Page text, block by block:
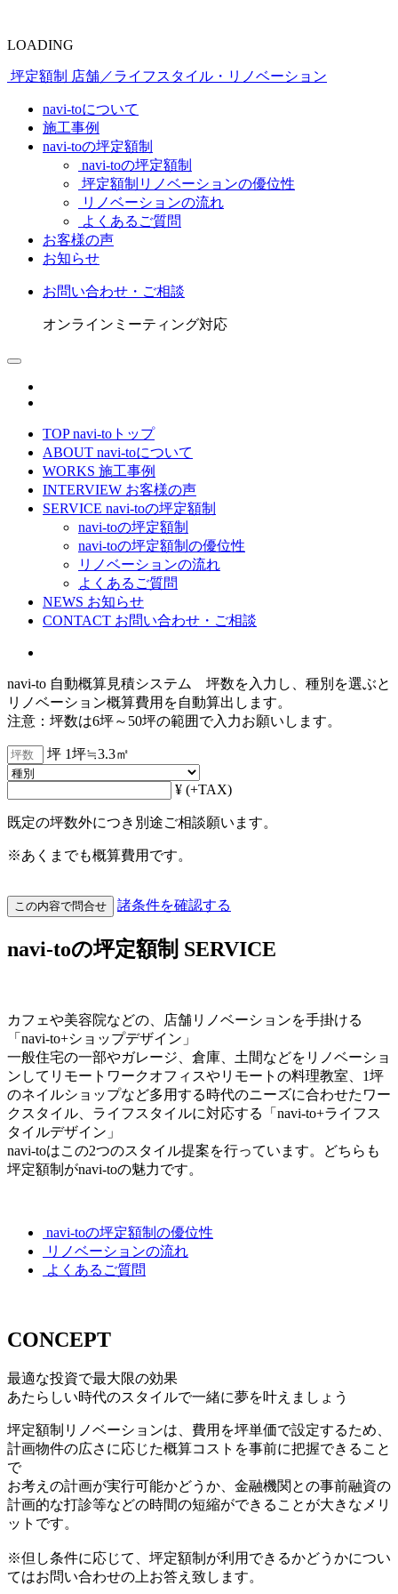
LOADING
坪定額制 店舗／ライフスタイル・リノベーション
navi-toについて
施工事例
navi-toの坪定額制
navi-toの坪定額制
坪定額制リノベーションの優位性
リノベーションの流れ
よくあるご質問
お客様の声
お知らせ
お問い合わせ・ご相談
オンラインミーティング対応
TOP navi-toトップ
ABOUT navi-toについて
WORKS 施工事例
INTERVIEW お客様の声
SERVICE navi-toの坪定額制
navi-toの坪定額制
navi-toの坪定額制の優位性
リノベーションの流れ
よくあるご質問
NEWS お知らせ
CONTACT お問い合わせ・ご相談
navi-to 自動概算見積システム 坪数を入力し、種別を選ぶと
リノベーション概算費用を自動算出します。
注意：坪数は6坪～50坪の範囲で入力お願いします。
坪 1坪≒3.3㎡
¥ (+TAX)
既定の坪数外につき別途ご相談願います。
※あくまでも概算費用です。
この内容で問合せ 諸条件を確認する
navi-toの坪定額制 SERVICE
カフェや美容院などの、店舗リノベーションを手掛ける
「navi-to+ショップデザイン」
一般住宅の一部やガレージ、倉庫、土間などをリノベーショ
ンしてリモートワークオフィスやリモートの料理教室、1坪
のネイルショップなど多用する時代のニーズに合わせたワー
クスタイル、ライフスタイルに対応する「navi-to+ライフス
タイルデザイン」
navi-toはこの2つのスタイル提案を行っています。どちらも
坪定額制がnavi-toの魅力です。
navi-toの坪定額制の優位性
リノベーションの流れ
よくあるご質問
CONCEPT
最適な投資で最大限の効果
あたらしい時代のスタイルで一緒に夢を叶えましょう
坪定額制リノベーションは、費用を坪単価で設定するため、
計画物件の広さに応じた概算コストを事前に把握できること
で
お考えの計画が実行可能かどうか、金融機関との事前融資の
計画的な打診等などの時間の短縮ができることが大きなメリ
ットです。
※但し条件に応じて、坪定額制が利用できるかどうかについ
てはお問い合わせの上お答え致します。